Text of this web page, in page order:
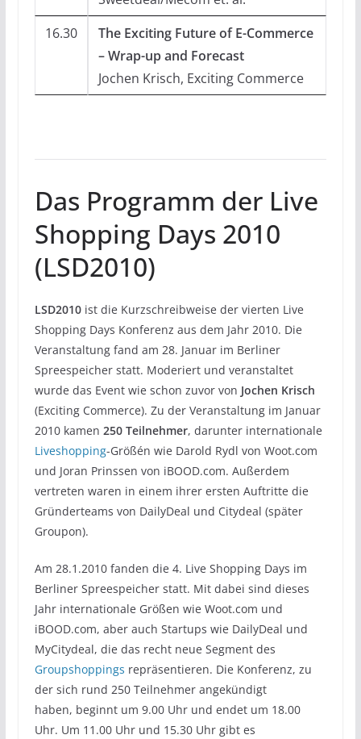
16.30
The Exciting Future of E-Commerce
– Wrap-up and Forecast
Jochen Krisch, Exciting Commerce
Das Programm der Live
Shopping Days 2010
(LSD2010)
LSD2010ist die Kurzschreibweise der vierten Live
Shopping Days Konferenz aus dem Jahr 2010. Die
Veranstaltung fand am 28. Januar im Berliner
Spreespeicher statt. Moderiert und veranstaltet
wurde das Event wie schon zuvor von Jochen Krisch
(Exciting Commerce). Zu der Veranstaltung im Januar
2010 kamen 250 Teilnehmer, darunter internationale
Liveshopping-Größén wie Darold Rydl von Woot.com
und Joran Prinssen von iBOOD.com. Außerdem
vertreten waren in einem ihrer ersten Auftritte die
Gründerteams von DailyDeal und Citydeal (später
Groupon).
Am 28.1.2010 fanden die 4. Live Shopping Days im
Berliner Spreespeicher statt. Mit dabei sind dieses
Jahr internationale Größen wie Woot.com und
iBOOD.com, aber auch Startups wie DailyDeal und
MyCitydeal, die das recht neue Segment des
Groupshoppings repräsentieren. Die Konferenz, zu
der sich rund 250 Teilnehmer angekündigt
haben, beginnt um 9.00 Uhr und endet um 18.00
Uhr. Um 11.00 Uhr und 15.30 Uhr gibt es